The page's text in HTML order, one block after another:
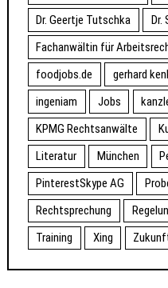
Dr. Geertje Tutschka
Dr.
Fachanwältin für
foodjobs.de
gerhard
ingeniam
Jobs
KPMG Rechtsanwälte
Literatur
München
PinterestSkype AG
Rechtsprechung
Training
Xing